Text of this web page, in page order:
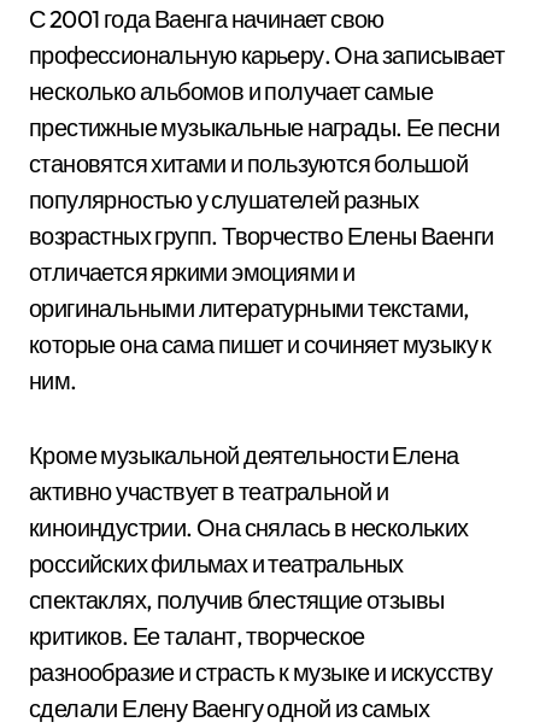
С 2001 года Ваенга начинает свою
профессиональную карьеру. Она записывает
несколько альбомов и получает самые
престижные музыкальные награды. Ее песни
становятся хитами и пользуются большой
популярностью у слушателей разных
возрастных групп. Творчество Елены Ваенги
отличается яркими эмоциями и
оригинальными литературными текстами,
которые она сама пишет и сочиняет музыку к
ним.
Кроме музыкальной деятельности Елена
активно участвует в театральной и
киноиндустрии. Она снялась в нескольких
российских фильмах и театральных
спектаклях, получив блестящие отзывы
критиков. Ее талант, творческое
разнообразие и страсть к музыке и искусству
сделали Елену Ваенгу одной из самых